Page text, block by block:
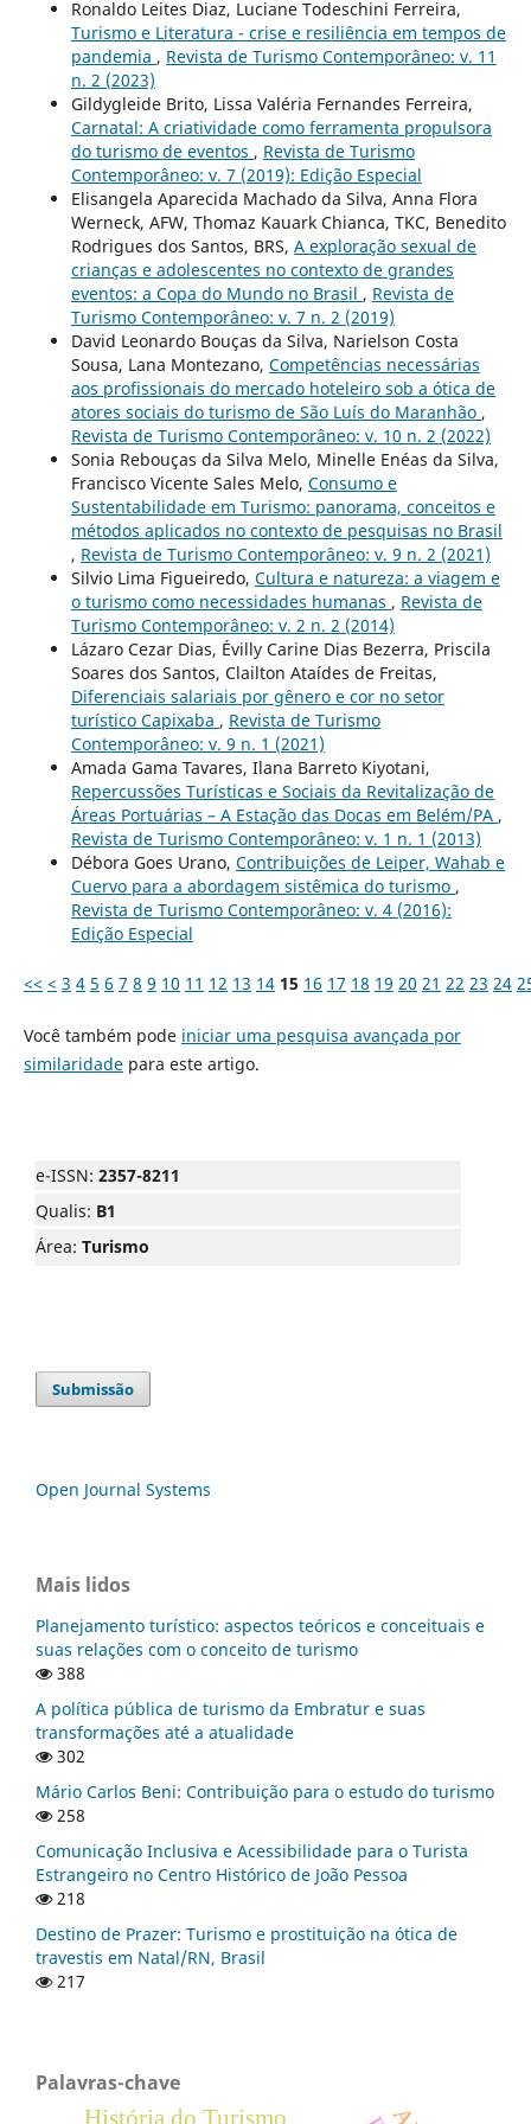
Ronaldo Leites Diaz, Luciane Todeschini Ferreira,
Turismo e Literatura - crise e resiliência em tempos de
pandemia , Revista de Turismo Contemporâneo: v. 11
n. 2 (2023)
Gildygleide Brito, Lissa Valéria Fernandes Ferreira,
Carnatal: A criatividade como ferramenta propulsora
do turismo de eventos , Revista de Turismo
Contemporâneo: v. 7 (2019): Edição Especial
Elisangela Aparecida Machado da Silva, Anna Flora
Werneck, AFW, Thomaz Kauark Chianca, TKC, Benedito
Rodrigues dos Santos, BRS, A exploração sexual de
crianças e adolescentes no contexto de grandes
eventos: a Copa do Mundo no Brasil , Revista de
Turismo Contemporâneo: v. 7 n. 2 (2019)
David Leonardo Bouças da Silva, Narielson Costa
Sousa, Lana Montezano, Competências necessárias
aos profissionais do mercado hoteleiro sob a ótica de
atores sociais do turismo de São Luís do Maranhão ,
Revista de Turismo Contemporâneo: v. 10 n. 2 (2022)
Sonia Rebouças da Silva Melo, Minelle Enéas da Silva,
Francisco Vicente Sales Melo, Consumo e
Sustentabilidade em Turismo: panorama, conceitos e
métodos aplicados no contexto de pesquisas no Brasil
, Revista de Turismo Contemporâneo: v. 9 n. 2 (2021)
Silvio Lima Figueiredo, Cultura e natureza: a viagem e
o turismo como necessidades humanas , Revista de
Turismo Contemporâneo: v. 2 n. 2 (2014)
Lázaro Cezar Dias, Évilly Carine Dias Bezerra, Priscila
Soares dos Santos, Clailton Ataídes de Freitas,
Diferenciais salariais por gênero e cor no setor
turístico Capixaba , Revista de Turismo
Contemporâneo: v. 9 n. 1 (2021)
Amada Gama Tavares, Ilana Barreto Kiyotani,
Repercussões Turísticas e Sociais da Revitalização de
Áreas Portuárias – A Estação das Docas em Belém/PA ,
Revista de Turismo Contemporâneo: v. 1 n. 1 (2013)
Débora Goes Urano, Contribuições de Leiper, Wahab e
Cuervo para a abordagem sistêmica do turismo ,
Revista de Turismo Contemporâneo: v. 4 (2016):
Edição Especial
<< < 3 4 5 6 7 8 9 10 11 12 13 14 15 16 17 18 19 20 21 22 23 24
Você também pode iniciar uma pesquisa avançada por
similaridadepara este artigo.
e-ISSN: 2357-8211
Qualis: B1
Área: Turismo
Submissão
Open Journal Systems
Mais lidos
Planejamento turístico: aspectos teóricos e conceituais e
suas relações com o conceito de turismo
388
A política pública de turismo da Embratur e suas
transformações até a atualidade
302
Mário Carlos Beni: Contribuição para o estudo do turismo
258
Comunicação Inclusiva e Acessibilidade para o Turista
Estrangeiro no Centro Histórico de João Pessoa
218
Destino de Prazer: Turismo e prostituição na ótica de
travestis em Natal/RN, Brasil
217
Palavras-chave
História do Turismo